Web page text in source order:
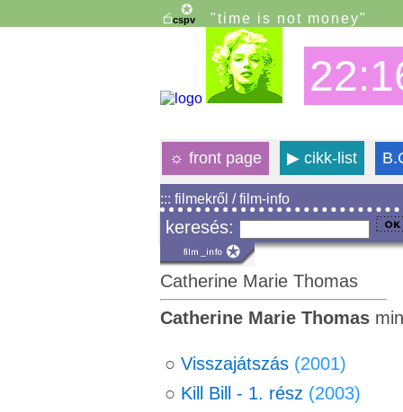
"time is not money"
☼ front page ▶cikk-list
::: filmekről / film-info
keresés:
Catherine Marie Thomas
Catherine Marie Thomas
○ Visszajátszás (2001)
○ Kill Bill - 1. rész (2003)